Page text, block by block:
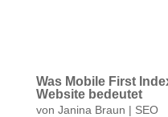
Was Mobile First
Website bedeutet
von Janina Braun | SEO